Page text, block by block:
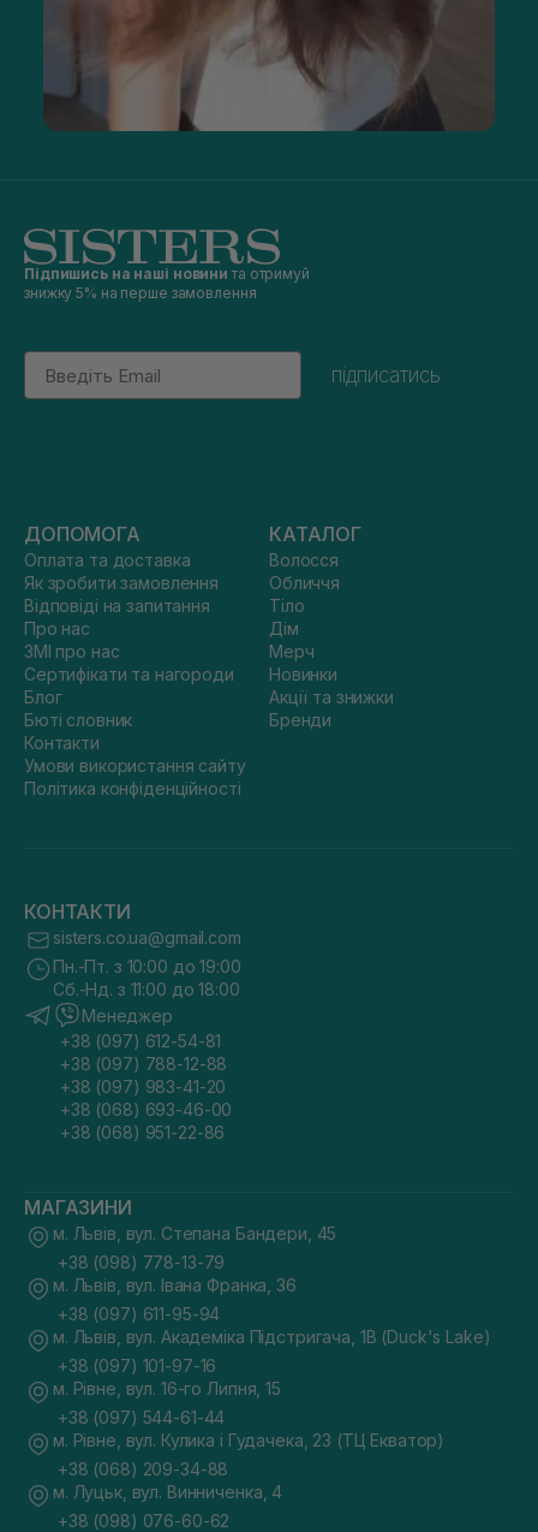
Підпишись на наші новини та отримуй
знижку 5% на перше замовлення
Email
підписатись
ДОПОМОГА
Оплата та доставка
Як зробити замовлення
Відповіді на запитання
Про нас
ЗМІ про нас
Сертифікати та нагороди
Блог
Бюті словник
Контакти
Умови використання сайту
Політика конфіденційності
КАТАЛОГ
Волосся
Обличчя
Тіло
Дім
Мерч
Новинки
Акції та знижки
Бренди
КОНТАКТИ
sisters.co.ua@gmail.com
Пн.-Пт. з 10:00 до 19:00
Сб.-Нд. з 11:00 до 18:00
Менеджер
+38 (097) 612-54-81
+38 (097) 788-12-88
+38 (097) 983-41-20
+38 (068) 693-46-00
+38 (068) 951-22-86
МАГАЗИНИ
м. Львів, вул. Степана Бандери, 45
+38 (098) 778-13-79
м. Львів, вул. Івана Франка, 36
+38 (097) 611-95-94
м. Львів, вул. Академіка Підстригача, 1В (Duck's Lake)
+38 (097) 101-97-16
м. Рівне, вул. 16-го Липня, 15
+38 (097) 544-61-44
м. Рівне, вул. Кулика і Гудачека, 23 (ТЦ Екватор)
+38 (068) 209-34-88
м. Луцьк, вул. Винниченка, 4
+38 (098) 076-60-62